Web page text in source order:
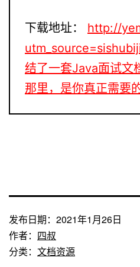
下载地址：
http://
结了一套Java面试文
那里，是你真正需要
发布日期： 2021年1月26日
作者： 四叔
分类： 文档资源